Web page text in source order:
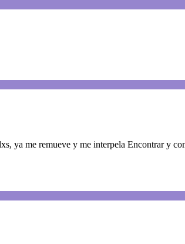
ya me remueve y me interpela Encontrar y